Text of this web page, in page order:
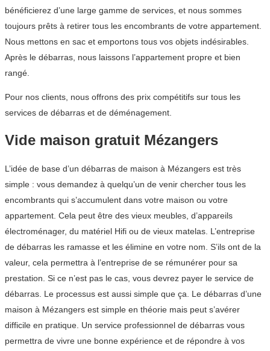
bénéficierez d’une large gamme de services, et nous sommes
toujours prêts à retirer tous les encombrants de votre appartement.
Nous mettons en sac et emportons tous vos objets indésirables.
Après le débarras, nous laissons l’appartement propre et bien
rangé.
Pour nos clients, nous offrons des prix compétitifs sur tous les
services de débarras et de déménagement.
Vide maison gratuit Mézangers
L’idée de base d’un débarras de maison à Mézangers est très
simple : vous demandez à quelqu’un de venir chercher tous les
encombrants qui s’accumulent dans votre maison ou votre
appartement. Cela peut être des vieux meubles, d’appareils
électroménager, du matériel Hifi ou de vieux matelas. L’entreprise
de débarras les ramasse et les élimine en votre nom. S’ils ont de la
valeur, cela permettra à l’entreprise de se rémunérer pour sa
prestation. Si ce n’est pas le cas, vous devrez payer le service de
débarras. Le processus est aussi simple que ça. Le débarras d’une
maison à Mézangers est simple en théorie mais peut s’avérer
difficile en pratique. Un service professionnel de débarras vous
permettra de vivre une bonne expérience et de répondre à vos